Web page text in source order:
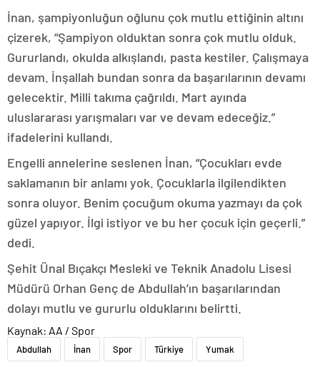
İnan, şampiyonluğun oğlunu çok mutlu ettiğinin altını
çizerek, “Şampiyon olduktan sonra çok mutlu olduk.
Gururlandı, okulda alkışlandı, pasta kestiler. Çalışmaya
devam. İnşallah bundan sonra da başarılarının devamı
gelecektir. Milli takıma çağrıldı. Mart ayında
uluslararası yarışmaları var ve devam edeceğiz.”
ifadelerini kullandı.
Engelli annelerine seslenen İnan, “Çocukları evde
saklamanın bir anlamı yok. Çocuklarla ilgilendikten
sonra oluyor. Benim çocuğum okuma yazmayı da çok
güzel yapıyor. İlgi istiyor ve bu her çocuk için geçerli.”
dedi.
Şehit Ünal Bıçakçı Mesleki ve Teknik Anadolu Lisesi
Müdürü Orhan Genç de Abdullah’ın başarılarından
dolayı mutlu ve gururlu olduklarını belirtti.
Kaynak: AA / Spor
Abdullah İnan Spor Türkiye Yumak